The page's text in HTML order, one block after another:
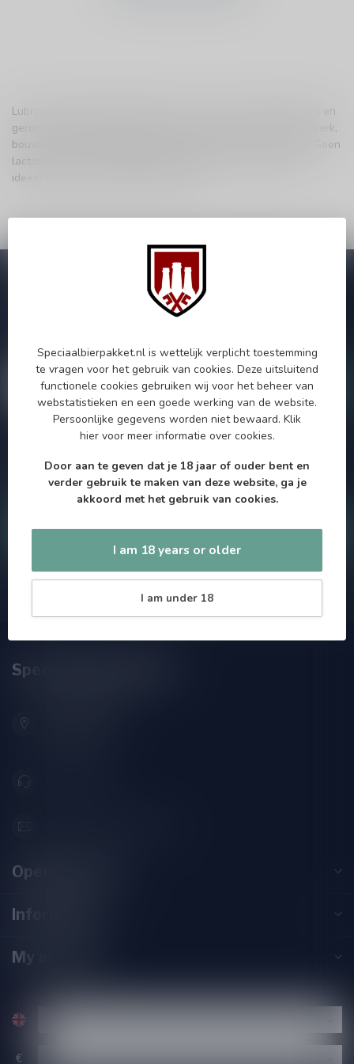
Lubrow brouwt hoppige Lagers, echt zure Sours, bittere IPA's en
geroosterde Stouts. Zij brouwen het bier, doen al het vuile werk,
bouwen hun eigen machines en lassen nieuwe apparatuur. Geen
lactose en geen voedselsmaken. Eigen brouwerij en eigen
ideeën! Gewoon Lubrow. Borcz, Polen.
dan onze klantenservicepagina. Hier vindt je onze
bedrijfsgegevens, antwoorden op veelgestelde vragen en
verschillende manieren om contact met ons op te nemen.
Klantenservice
Onze winkel
Subscribe to our Newsletter!
Zo blijf je altijd op de hoogte van speciale releases en mooie
aanbiedingen. Die wil je toch niet missen!? We versturen
onnodige spam!
Speciaalbierpakket.nl
Opening hours
Information
My account
€
Speciaalbierpakket.nl is wettelijk verplicht toestemming
te vragen voor het gebruik van cookies. Deze uitsluitend
functionele cookies gebruiken wij voor het beheer van
webstatistieken en een goede werking van de website.
Persoonlijke gegevens worden niet bewaard. Klik
hiervoor meer informatie over cookies.
Door aan te geven dat je 18 jaar of ouder bent en
verder gebruik te maken van deze website, ga je
akkoord met het gebruik van cookies.
I am 18 years or older
I am under 18